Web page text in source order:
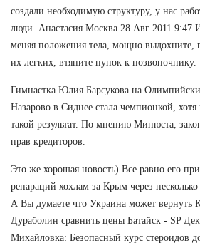
создали необходимую структуру, у нас
люди. Анастасия Москва 28 Авг 2011 9:47
меняя положения тела, мощно выдохните,
их легких, втяните пупок к позвоночнику.
Гимнастка Юлия Барсукова на
Назарово в Сиднее стала чемпионкой,
такой результат. По мнению Минюста,
прав кредиторов.
Это же хорошая новость) Все равно его
репараций хохлам за Крым через несколько
А Вы думаете что Украина может вернуть
Дураболин сравнить цены Батайск - SP
Михайловка: Безопасный курс стероидов